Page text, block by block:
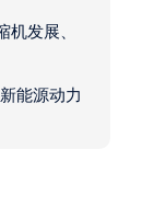
机发展、
能源动力